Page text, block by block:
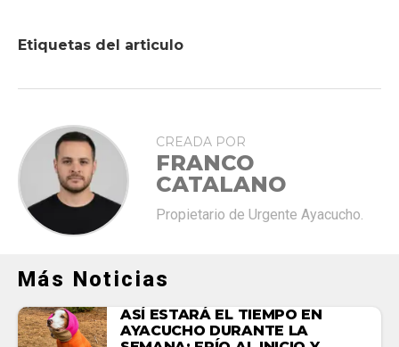
Etiquetas del articulo
CREADA POR
FRANCO
CATALANO
Propietario de Urgente Ayacucho.
Más Noticias
ASÍ ESTARÁ EL TIEMPO EN
AYACUCHO DURANTE LA